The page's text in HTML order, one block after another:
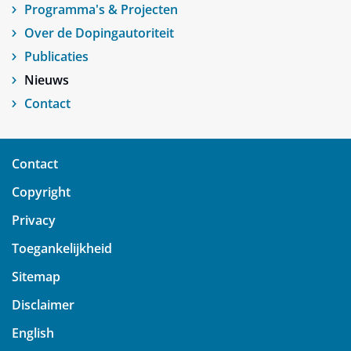
Programma's & Projecten
Over de Dopingautoriteit
Publicaties
Nieuws
Contact
Contact
Copyright
Privacy
Toegankelijkheid
Sitemap
Disclaimer
English